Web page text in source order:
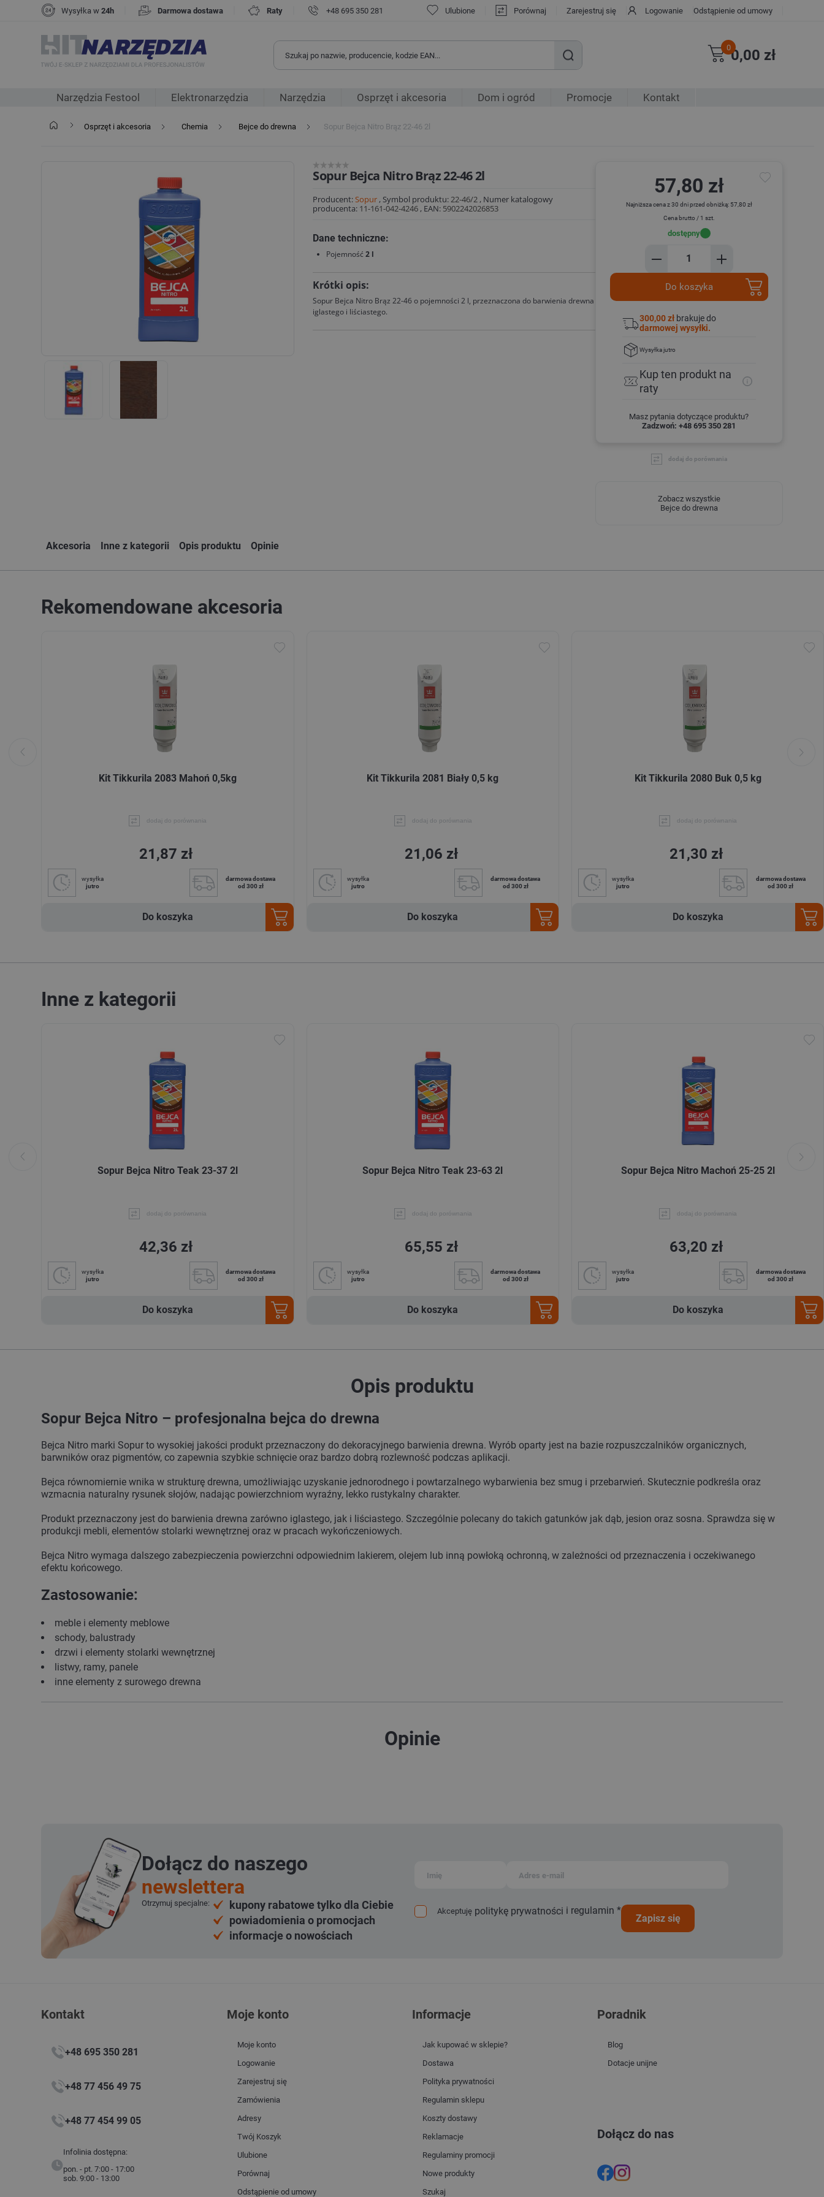
Wysyłka w24h Darmowa dostawa Raty +48 695 350 281 Ulubione Porównaj Zarejestruj się Logowanie Odstąpienie od umowy
00,00 zł
Narzędzia Festool Elektronarzędzia Narzędzia Osprzęt i akcesoria Dom i ogród Promocje Kontakt
Osprzęt i akcesoria Chemia Bejce do drewna Sopur Bejca Nitro Brąz 22-46 2l
57,80 zł
Najniższa cena z 30 dni przed obniżką: 57,80 zł
Cena brutto / 1 szt.
dostępny
Do koszyka
300,00 złbrakuje do
darmowej wysyłki.
Wysyłkajutro
Kup ten produkt na
raty
Masz pytania dotyczące produktu?
Zadzwoń: +48 695 350 281
dodaj do porównania
Zobacz wszystkie
Bejce do drewna
Sopur Bejca Nitro Brąz 22-46 2l
Producent:Sopur , Symbol produktu:22-46/2 , Numer katalogowy
producenta: 11-161-042-4246 , EAN: 5902242026853
Dane techniczne:
Pojemność2 l
Krótki opis:
Sopur Bejca Nitro Brąz 22-46 o pojemności 2 l, przeznaczona do barwienia drewna
iglastego i liściastego.
Akcesoria Inne z kategorii Opis produktu Opinie
Rekomendowane akcesoria
Kit Tikkurila 2083 Mahoń 0,5kg
dodaj do porównania
21,87 zł
wysyłka
jutro
darmowa dostawa
od 300 zł
Do koszyka
Kit Tikkurila 2081 Biały 0,5 kg
dodaj do porównania
21,06 zł
wysyłka
jutro
darmowa dostawa
od 300 zł
Do koszyka
Kit Tikkurila 2080 Buk 0,5 kg
dodaj do porównania
21,30 zł
wysyłka
jutro
darmowa dostawa
od 300 zł
Do koszyka
Inne z kategorii
Sopur Bejca Nitro Teak 23-37 2l
dodaj do porównania
42,36 zł
wysyłka
jutro
darmowa dostawa
od 300 zł
Do koszyka
Sopur Bejca Nitro Teak 23-63 2l
dodaj do porównania
65,55 zł
wysyłka
jutro
darmowa dostawa
od 300 zł
Do koszyka
Sopur Bejca Nitro Machoń 25-25 2l
dodaj do porównania
63,20 zł
wysyłka
jutro
darmowa dostawa
od 300 zł
Do koszyka
Opis produktu
Sopur Bejca Nitro – profesjonalna bejca do drewna
Bejca Nitro marki Sopur to wysokiej jakości produkt przeznaczony do dekoracyjnego barwienia drewna. Wyrób oparty jest na bazie rozpuszczalników organicznych,
barwników oraz pigmentów, co zapewnia szybkie schnięcie oraz bardzo dobrą rozlewność podczas aplikacji.
Bejca równomiernie wnika w strukturę drewna, umożliwiając uzyskanie jednorodnego i powtarzalnego wybarwienia bez smug i przebarwień. Skutecznie podkreśla oraz
wzmacnia naturalny rysunek słojów, nadając powierzchniom wyraźny, lekko rustykalny charakter.
Produkt przeznaczony jest do barwienia drewna zarówno iglastego, jak i liściastego. Szczególnie polecany do takich gatunków jak dąb, jesion oraz sosna. Sprawdza się w
produkcji mebli, elementów stolarki wewnętrznej oraz w pracach wykończeniowych.
Bejca Nitro wymaga dalszego zabezpieczenia powierzchni odpowiednim lakierem, olejem lub inną powłoką ochronną, w zależności od przeznaczenia i oczekiwanego
efektu końcowego.
Zastosowanie:
meble i elementy meblowe
schody, balustrady
drzwi i elementy stolarki wewnętrznej
listwy, ramy, panele
inne elementy z surowego drewna
Opinie
Dołącz do naszego
newslettera
Otrzymuj specjalne:
kupony rabatowe tylko dla Ciebie
powiadomienia o promocjach
informacje o nowościach
Akceptuję politykę prywatności i regulamin *
zapisz się
Kontakt
+48 695 350 281
+48 77 456 49 75
+48 77 454 99 05
Infolinia dostępna:
pon. - pt. 7:00 - 17:00
sob. 9:00 - 13:00
Moje konto
Moje konto
Logowanie
Zarejestruj się
Zamówienia
Adresy
Twój Koszyk
Ulubione
Porównaj
Odstąpienie od umowy
Informacje
Jak kupować w sklepie?
Dostawa
Polityka prywatności
Regulamin sklepu
Koszty dostawy
Reklamacje
Regulaminy promocji
Nowe produkty
Szukaj
Poradnik
Blog
Dotacje unijne
Dołącz do nas